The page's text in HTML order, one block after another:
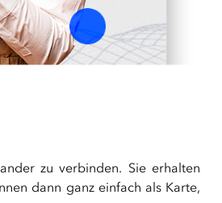
Lerneinheiten ansehen
Erhalten Sie
aktuelle Infos zu
unseren Produkten,
Entwicklungen und
Plattform
GIS Showcase
Mit GIS erstellte
zu verbinden. Sie erhalten
dann ganz einfach als Karte,